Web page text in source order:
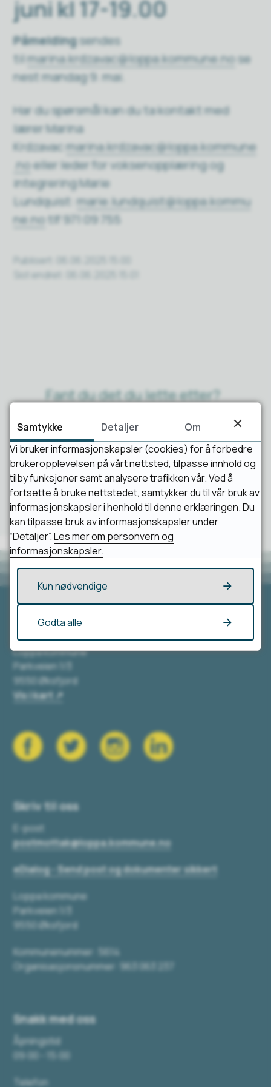
juni kl 17-19.00
Påmeldingsendes
tilmarina.krdzavac@loppa.kommune.nose
nest mandag 9. mai.
Har du spørsmål kan du ta kontakt med
lærer Marina
Krdzavacmarina.krdzavac@loppa.kommune
.noeller leder for voksenopplæring og
integrering Marie
Lundquist:marie.lundquist@loppa.kommu
ne.notlf 971 09 755
Publisert
Sist endret
Fant du det du lette etter?
Besøk oss
Loppa kommune
Parkveien 1/3
9550 Øksfjord
Vis i kart
Skriv til oss
E-post
postmottak@loppa.kommune.no
eDialog - Send post og dokumenter sikkert
Loppa kommune
Parkveien 1/3
9550 Øksfjord
Kommunenummer: 5614
Organisasjonsnummer: 963 063 237
Snakk med oss
Åpningstid
09:00 - 15:00
Telefon
Samtykke Detaljer
Om
Vi bruker informasjonskapsler (cookies) for å forbedre
brukeropplevelsen på vårt nettsted, tilpasse innhold og
tilby funksjoner samt analysere trafikken vår. Ved å
fortsette å bruke nettstedet, samtykker du til vår bruk av
informasjonskapsler i henhold til denne erklæringen. Du
kan tilpasse bruk av informasjonskapsler under
“Detaljer”.Les mer om personvern og
informasjonskapsler.
Kun nødvendige
Godta alle